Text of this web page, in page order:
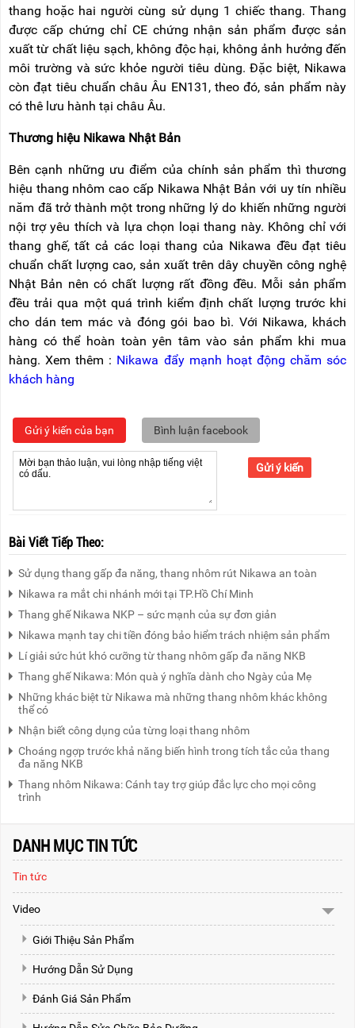
thang hoặc hai người cùng sử dụng 1 chiếc thang. Thang
được cấp chứng chỉ CE chứng nhận sản phẩm được sản
xuất từ chất liệu sạch, không độc hại, không ảnh hưởng đến
môi trường và sức khỏe người tiêu dùng. Đặc biệt, Nikawa
còn đạt tiêu chuẩn châu Âu EN131, theo đó, sản phẩm này
có thê lưu hành tại châu Âu.
Thương hiệu Nikawa Nhật Bản
Bên cạnh những ưu điểm của chính sản phẩm thì thương
hiệu thang nhôm cao cấp Nikawa Nhật Bản với uy tín nhiều
năm đã trở thành một trong những lý do khiến những người
nội trợ yêu thích và lựa chọn loại thang này. Không chỉ với
thang ghế, tất cả các loại thang của Nikawa đều đạt tiêu
chuẩn chất lượng cao, sản xuất trên dây chuyền công nghệ
Nhật Bản nên có chất lượng rất đồng đều. Mỗi sản phẩm
đều trải qua một quá trình kiểm định chất lượng trước khi
cho dán tem mác và đóng gói bao bì. Với Nikawa, khách
hàng có thể hoàn toàn yên tâm vào sản phẩm khi mua
hàng. Xem thêm : Nikawa đẩy mạnh hoạt động chăm sóc
khách hàng
Gửi ý kiến của bạn Bình luận facebook
Gửi ý kiến
Bài Viết Tiếp Theo:
Sử dụng thang gấp đa năng, thang nhôm rút Nikawa an toàn
Nikawa ra mắt chi nhánh mới tại TP.Hồ Chí Minh
Thang ghế Nikawa NKP – sức mạnh của sự đơn giản
Nikawa mạnh tay chi tiền đóng bảo hiểm trách nhiệm sản phẩm
Lí giải sức hút khó cưỡng từ thang nhôm gấp đa năng NKB
Thang ghế Nikawa: Món quà ý nghĩa dành cho Ngày của Mẹ
Những khác biệt từ Nikawa mà những thang nhôm khác không
thể có
Nhận biết công dụng của từng loại thang nhôm
Choáng ngợp trước khả năng biến hình trong tích tắc của thang
đa năng NKB
Thang nhôm Nikawa: Cánh tay trợ giúp đắc lực cho mọi công
trình
DANH MỤC TIN TỨC
Tin tức
Video
Giới Thiệu Sản Phẩm
Hướng Dẫn Sử Dụng
Đánh Giá Sản Phẩm